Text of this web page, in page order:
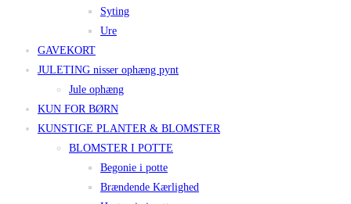
Syting
Ure
GAVEKORT
JULETING nisser ophæng pynt
Jule ophæng
KUN FOR BØRN
KUNSTIGE PLANTER & BLOMSTER
BLOMSTER I POTTE
Begonie i potte
Brændende Kærlighed